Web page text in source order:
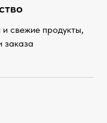
свежие продукты,
заказа